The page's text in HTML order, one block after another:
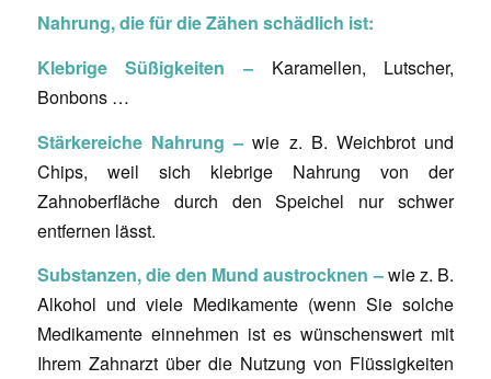
Nahrung, die für die Zähen schädlich ist:
Klebrige Süßigkeiten – Karamellen, Lutscher,
Bonbons …
Stärkereiche Nahrung – wie z. B. Weichbrot und
Chips, weil sich klebrige Nahrung von der
Zahnoberfläche durch den Speichel nur schwer
entfernen lässt.
Substanzen, die den Mund austrocknen –wie z. B.
Alkohol und viele Medikamente (wenn Sie solche
Medikamente einnehmen ist es wünschenswert mit
Ihrem Zahnarzt über die Nutzung von Flüssigkeiten